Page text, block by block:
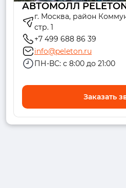
АВТОМОЛЛ
г. Москва, район
стр. 1
+7 499 688 86 39
info@peleton.ru
ПН-ВС: с 8:00 до 21:00